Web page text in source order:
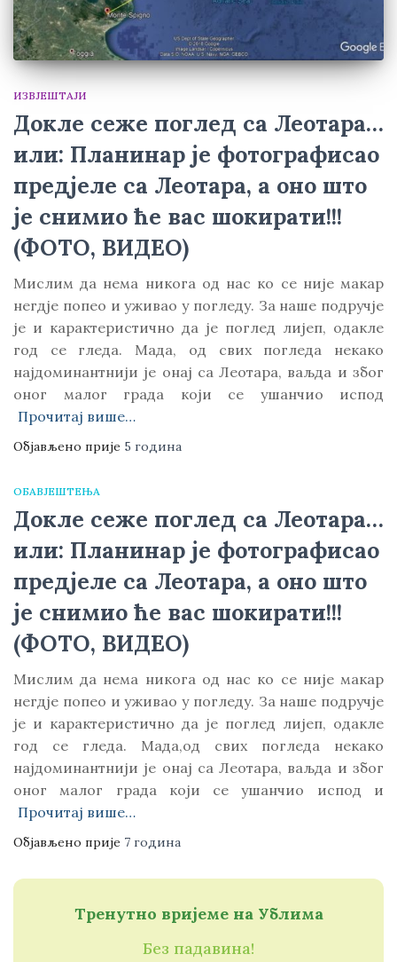
ИЗВЈЕШТАЈИ
Докле сеже поглед са Леотара…
или: Планинар је фотографисао
предјеле са Леотара, а оно што
је снимио ће вас шокирати!!!
(ФОТО, ВИДЕО)
Мислим да нема никога од нас ко се није макар
негдје попео и уживао у погледу. За наше подручје
је и карактеристично да је поглед лијеп, одакле
год се гледа. Мада, од свих погледа некако
најдоминантнији је онај са Леотара, ваљда и због
оног малог града који се ушанчио испод
Прочитај више…
Објављено прије 5 година
ОБАВЈЕШТЕЊА
Докле сеже поглед са Леотара…
или: Планинар је фотографисао
предјеле са Леотара, а оно што
је снимио ће вас шокирати!!!
(ФОТО, ВИДЕО)
Мислим да нема никога од нас ко се није макар
негдје попео и уживао у погледу. За наше подручје
је и карактеристично да је поглед лијеп, одакле
год се гледа. Мада,од свих погледа некако
најдоминантнији је онај са Леотара, ваљда и због
оног малог града који се ушанчио испод и
Прочитај више…
Објављено прије 7 година
Тренутно вријеме на Ублима
Без падавина!